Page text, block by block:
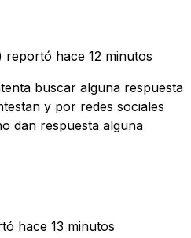
reportó hace 12 minutos
buscar alguna respuesta
y por redes sociales
dan respuesta alguna
hace 13 minutos